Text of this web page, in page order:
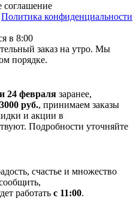
соглашение
Политика конфиденциальности
в 8:00
заказ на утро. Мы
порядке.
24 февраля заранее,
3000 руб., принимаем заказы
и акции в
Подробности уточняйте
счастье и множество
работать с 11:00.